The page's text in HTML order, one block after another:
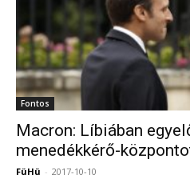
Fontos
Macron: Líbiában
menedékkérő-
FüHü - 2017-10-10